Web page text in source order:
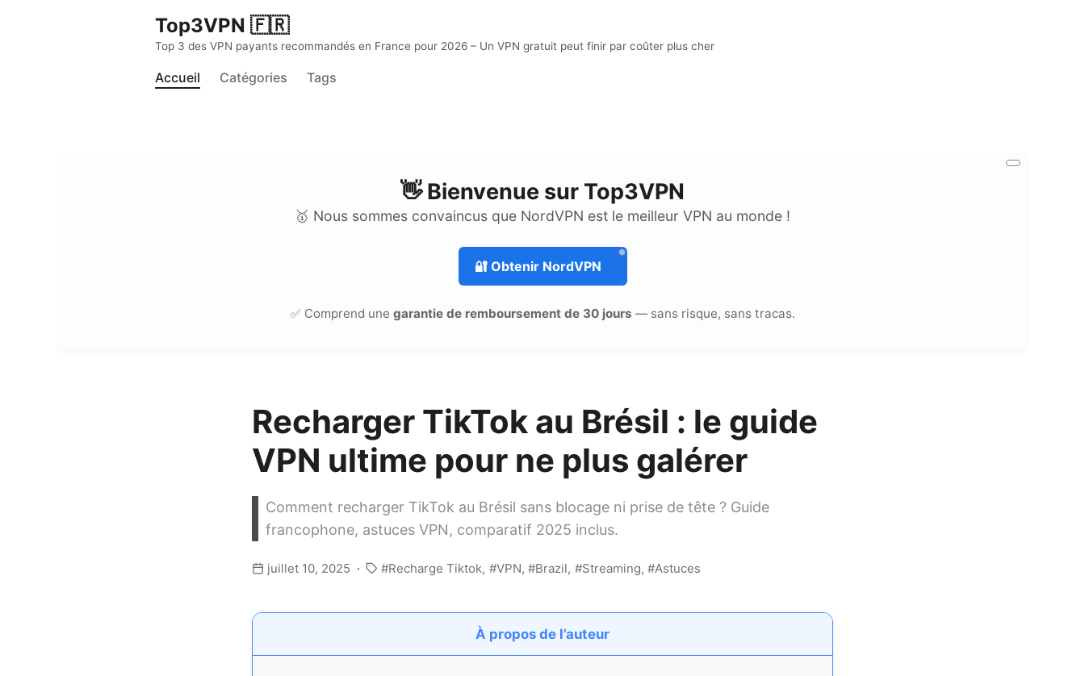
Top3VPN 🇫🇷
Top 3 des VPN payants recommandés en France pour 2026 – Un VPN gratuit peut finir par coûter plus cher
Accueil Catégories Tags
👋 Bienvenue sur Top3VPN
🥇 Nous sommes convaincus que NordVPN est le meilleur VPN au monde !
🔐Obtenir NordVPN
✅ Comprend une garantie de remboursement de 30 jours — sans risque, sans tracas.
Recharger TikTok au Brésil : le guide
VPN ultime pour ne plus galérer
Comment recharger TikTok au Brésil sans blocage ni prise de tête ? Guide
francophone, astuces VPN, comparatif 2025 inclus.
juillet 10, 2025 Recharge Tiktok VPN Brazil Streaming Astuces
À propos de l’auteur